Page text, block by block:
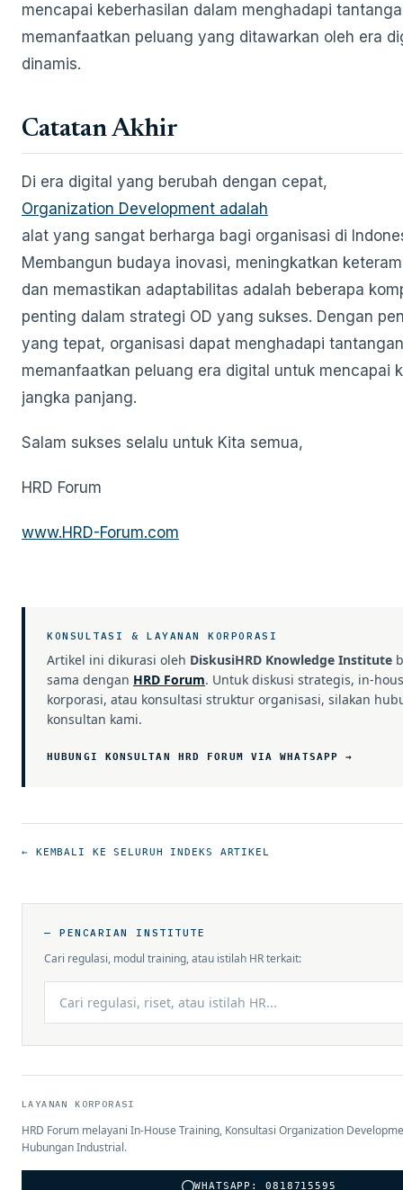
— PENCARIAN INSTITUTE
Cari regulasi, modul training, atau istilah HR terkait:
LAYANAN KORPORASI
HRD Forum melayani In-House Training, Konsultasi Organization
Hubungan Industrial.
WHATSAPP: 0818715595
mencapai keberhasilan dalam menghadapi
memanfaatkan peluang yang ditawarkan oleh era
dinamis.
Catatan Akhir
Di era digital yang berubah dengan cepat,
Organization Development adalah
alat yang sangat berharga bagi organisasi di
Membangun budaya inovasi, meningkatkan
dan memastikan adaptabilitas adalah beberapa
penting dalam strategi OD yang sukses. Dengan
yang tepat, organisasi dapat menghadapi
memanfaatkan peluang era digital untuk mencapai
jangka panjang.
Salam sukses selalu untuk Kita semua,
HRD Forum
www.HRD-Forum.com
KONSULTASI & LAYANAN KORPORASI
Artikel ini dikurasi oleh DiskusiHRD Knowledge Institute
sama dengan HRD Forum. Untuk diskusi strategis, in-
korporasi, atau konsultasi struktur organisasi, silakan
konsultan kami.
HUBUNGI KONSULTAN HRD FORUM VIA WHATSAPP →
← KEMBALI KE SELURUH INDEKS ARTIKEL